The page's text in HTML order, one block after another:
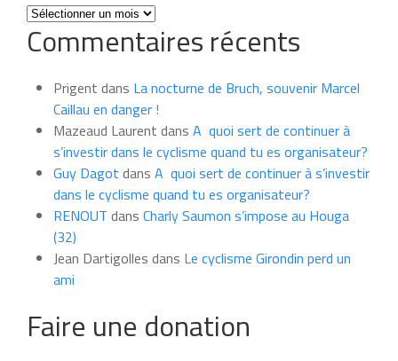
Toutes
les
news
mois
Commentaires récents
Prigent dans La nocturne de Bruch, souvenir Marcel
Caillau en danger !
Mazeaud Laurent dans A quoi sert de continuer à
s’investir dans le cyclisme quand tu es organisateur?
Guy Dagot dans A quoi sert de continuer à s’investir
dans le cyclisme quand tu es organisateur?
RENOUT dans Charly Saumon s’impose au Houga
(32)
Jean Dartigolles dans Le cyclisme Girondin perd un
ami
Faire une donation